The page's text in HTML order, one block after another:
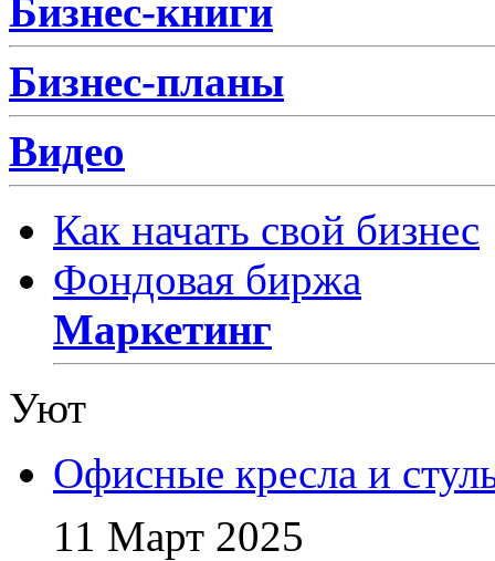
Бизнес-книги
Бизнес-планы
Видео
Как начать свой бизнес
Фондовая биржа
Маркетинг
Уют
Офисные кресла и
11 Март 2025